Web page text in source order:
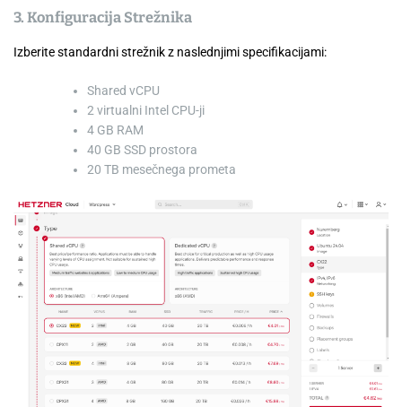
3. Konfiguracija Strežnika
Izberite standardni strežnik z naslednjimi specifikacijami:
Shared vCPU
2 virtualni Intel CPU-ji
4 GB RAM
40 GB SSD prostora
20 TB mesečnega prometa